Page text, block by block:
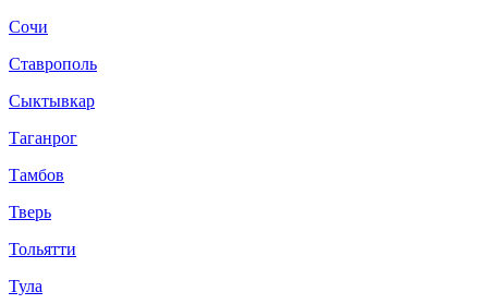
Сочи
Ставрополь
Сыктывкар
Таганрог
Тамбов
Тверь
Тольятти
Тула